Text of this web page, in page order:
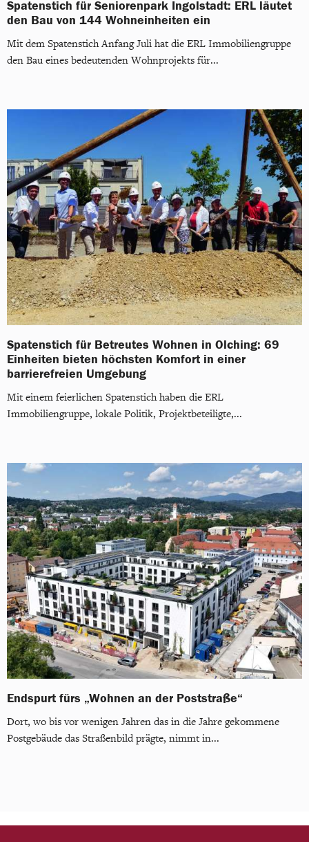
Spatenstich für Seniorenpark Ingolstadt: ERL läutet
den Bau von 144 Wohneinheiten ein
Mit dem Spatenstich Anfang Juli hat die ERL Immobiliengruppe
den Bau eines bedeutenden Wohnprojekts für...
Spatenstich für Betreutes Wohnen in Olching: 69
Einheiten bieten höchsten Komfort in einer
barrierefreien Umgebung
Mit einem feierlichen Spatenstich haben die ERL
Immobiliengruppe, lokale Politik, Projektbeteiligte,...
Endspurt fürs „Wohnen an der Poststraße“
Dort, wo bis vor wenigen Jahren das in die Jahre gekommene
Postgebäude das Straßenbild prägte, nimmt in...